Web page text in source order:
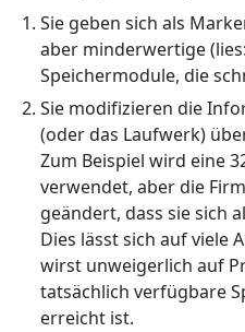
Sie geben sich als
aber minderwertige
Speichermodule, die
Sie modifizieren die
(oder das Laufwerk)
Zum Beispiel wird eine
verwendet, aber die
geändert, dass sie sich
Dies lässt sich auf viele
wirst unweigerlich auf
tatsächlich verfügbare
erreicht ist.